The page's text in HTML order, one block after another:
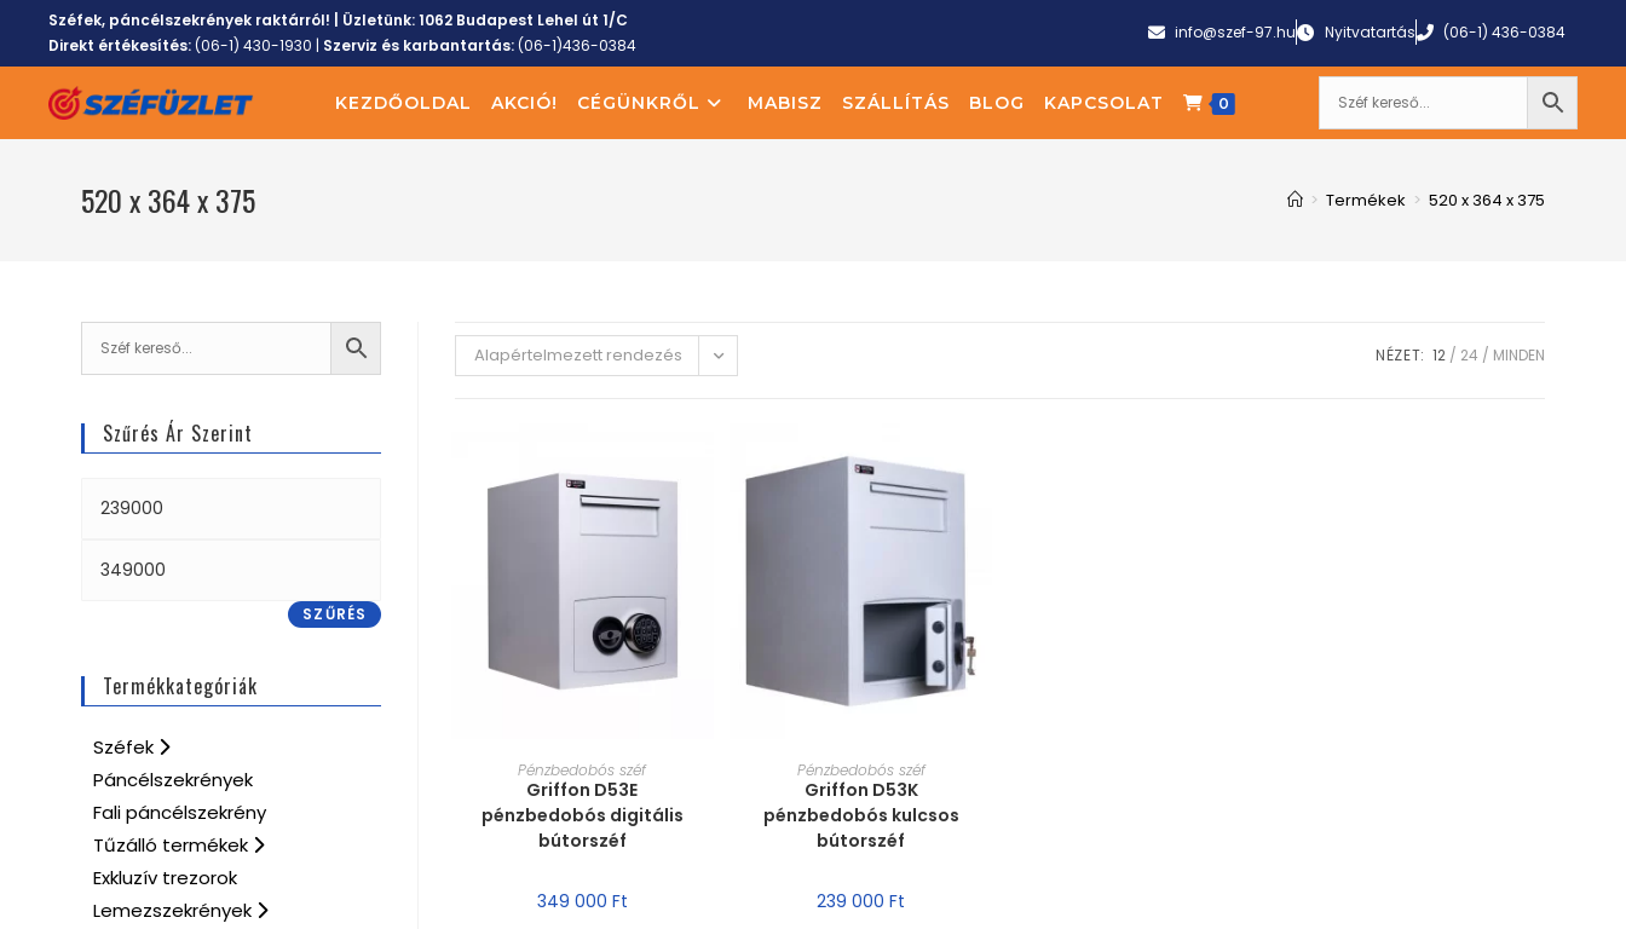
Széfek, páncélszekrények raktárról! | Üzletünk:1062 Budapest Lehel út 1/C
Direkt értékesítés:(06-1) 430-1930 | Szerviz és karbantartás:(06-1)436-0384
info@szef-97.hu Nyitvatartás (06-1) 436-0384
KEZDŐOLDAL AKCIÓ! CÉGÜNKRŐL MABISZ SZÁLLÍTÁS BLOG KAPCSOLAT 0
520 x 364 x 375 > Termékek > 520 x 364 x 375
Alapértelmezett rendezés NÉZET: 12 24 MINDEN
MÉRET VÁLASZTÁSA
Pénzbedobós széf
Griffon D53E
pénzbedobós digitális
bútorszéf
349 000 Ft
MÉRET VÁLASZTÁSA
Pénzbedobós széf
Griffon D53K
pénzbedobós kulcsos
bútorszéf
239 000Ft
Szűrés Ár Szerint
SZŰRÉS
Termékkategóriák
Széfek
Páncélszekrények
Fali páncélszekrény
Tűzálló termékek
Exkluzív trezorok
Lemezszekrények